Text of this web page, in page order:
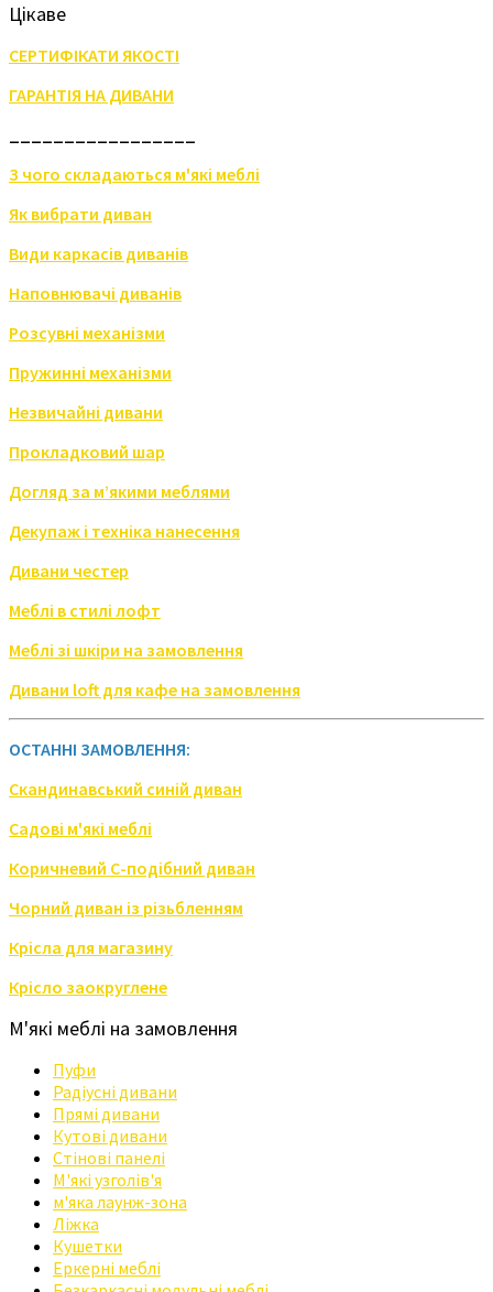
Цікаве
СЕРТИФІКАТИ ЯКОСТІ
ГАРАНТІЯ НА ДИВАНИ
З чого складаються м'які меблі
Як вибрати диван
Види каркасів диванів
Наповнювачі диванів
Розсувні механізми
Пружинні механізми
Незвичайні дивани
Прокладковий шар
Догляд за м’якими меблями
Декупаж і техніка нанесення
Дивани честер
Меблі в стилі лофт
Меблі зі шкіри на замовлення
Дивани loft для кафе на замовлення
ОСТАННІ ЗАМОВЛЕННЯ:
Скандинавський синій диван
Садові м'які меблі
Коричневий С-подібний диван
Чорний диван із різьбленням
Крісла для магазину
Крісло заокруглене
М'які меблі на замовлення
Пуфи
Радіусні дивани
Прямі дивани
Кутові дивани
Стінові панелі
М'які узголів'я
м'яка лаунж-зона
Ліжка
Кушетки
Еркерні меблі